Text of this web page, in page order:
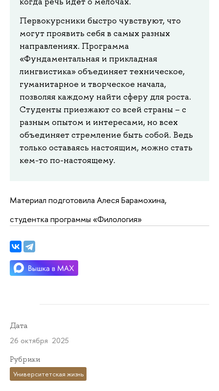
Первокурсники быстро чувствуют, что
могут проявить себя в самых разных
направлениях. Программа
«Фундаментальная и прикладная
лингвистика» объединяет техническое,
гуманитарное и творческое начала,
позволяя каждому найти сферу для роста.
Студенты приезжают со всей страны – с
разным опытом и интересами, но всех
объединяет стремление быть собой. Ведь
только оставаясь настоящим, можно стать
кем-то по-настоящему.
Материал подготовила Алеся Барамохина,
студентка программы «Филология»
Дата
26 октября 2025
Рубрики
Университетская жизнь